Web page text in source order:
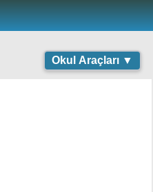
Okul Araçları ▼